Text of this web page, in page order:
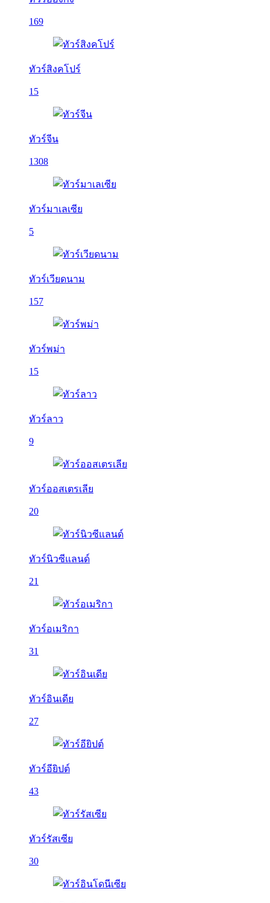
169
ทัวร์สิงคโปร์
15
ทัวร์จีน
1308
ทัวร์มาเลเซีย
5
ทัวร์เวียดนาม
157
ทัวร์พม่า
15
ทัวร์ลาว
9
ทัวร์ออสเตรเลีย
20
ทัวร์นิวซีแลนด์
21
ทัวร์อเมริกา
31
ทัวร์อินเดีย
27
ทัวร์อียิปต์
43
ทัวร์รัสเซีย
30